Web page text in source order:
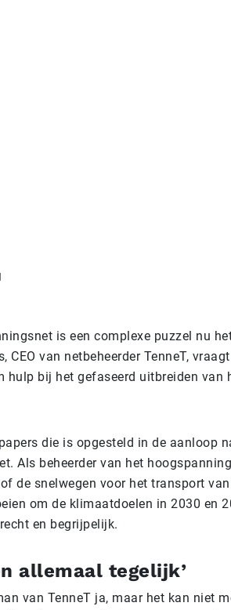
is een complexe puzzel nu
van netbeheerder TenneT,
hulp bij het gefaseerd uitbreiden van
die is opgesteld in de aanloop
Als beheerder van het
de snelwegen voor het transport
om de klimaatdoelen in 2030 en
en begrijpelijk.
allemaal tegelijk’
van TenneT ja, maar het kan niet